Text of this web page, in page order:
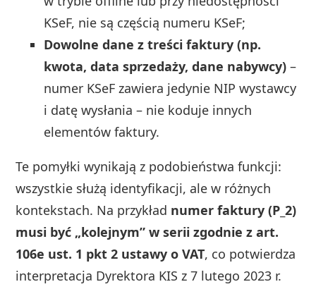
KSeF, nie są częścią numeru KSeF;
Dowolne dane z treści faktury (np.
kwota, data sprzedaży, dane nabywcy) –
numer KSeF zawiera jedynie NIP wystawcy
i datę wysłania – nie koduje innych
elementów faktury.
Te pomyłki wynikają z podobieństwa funkcji:
wszystkie służą identyfikacji, ale w różnych
kontekstach. Na przykład numer faktury (P_2)
musi być „kolejnym” w serii zgodnie z art.
106e ust. 1 pkt 2 ustawy o VAT, co potwierdza
interpretacja Dyrektora KIS z 7 lutego 2023 r.